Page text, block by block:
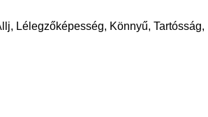
Lélegzőképesség, Könnyű, Tartósság,